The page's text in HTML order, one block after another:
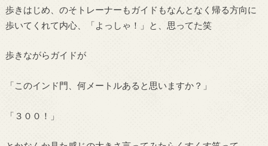
歩きはじめ、のそトレーナーもガイドもなんとなく帰る方向に
歩いてくれて内心、「よっしゃ！」と、思ってた笑
歩きながらガイドが
「このインド門、何メートルあると思いますか？」
「３００！」